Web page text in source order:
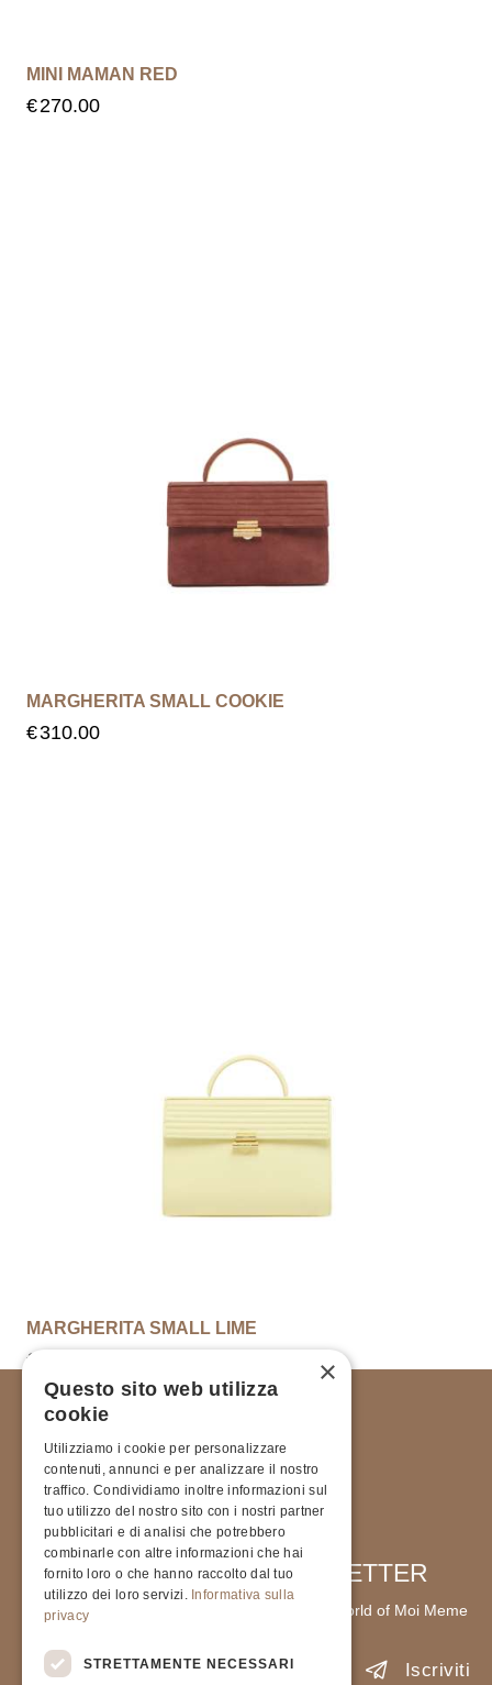
MINI MAMAN RED
€270.00
MARGHERITA SMALL COOKIE
€310.00
MARGHERITA SMALL LIME
€
SIGN UP FOR OUR NEWSLETTER
Stay up to date with the latest news from the world of Moi Meme
Iscriviti
×
Questo sito web utilizza
cookie
Utilizziamo i cookie per personalizzare
contenuti, annunci e per analizzare il nostro
traffico. Condividiamo inoltre informazioni sul
tuo utilizzo del nostro sito con i nostri partner
pubblicitari e di analisi che potrebbero
combinarle con altre informazioni che hai
fornito loro o che hanno raccolto dal tuo
utilizzo dei loro servizi. Informativa sulla
privacy
STRETTAMENTE NECESSARI